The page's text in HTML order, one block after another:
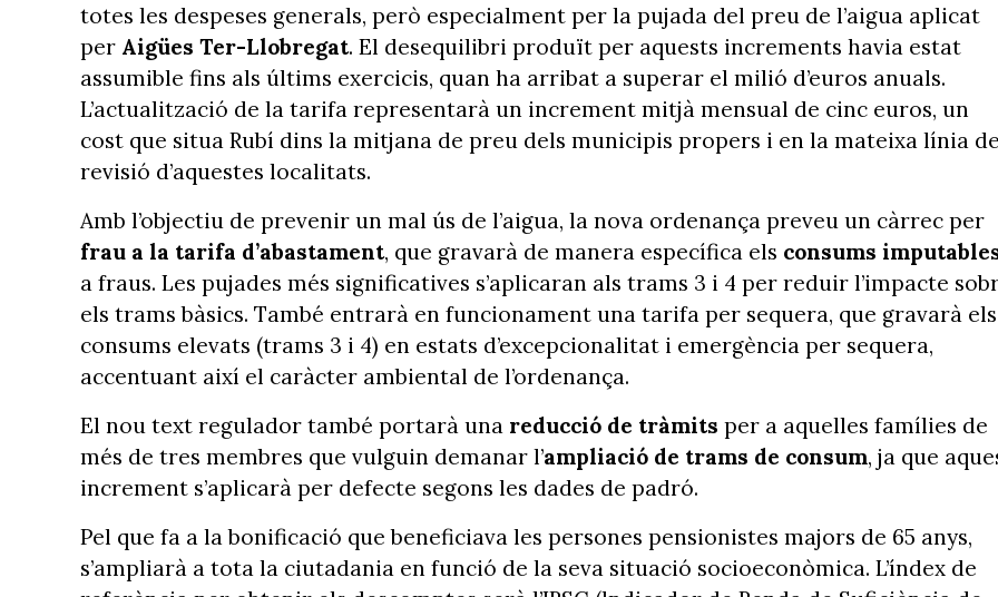
totes les despeses generals, però especialment per la pujada del preu de l’aigua aplicat
per Aigües Ter-Llobregat. El desequilibri produït per aquests increments havia estat
assumible fins als últims exercicis, quan ha arribat a superar el milió d’euros anuals.
L’actualització de la tarifa representarà un increment mitjà mensual de cinc euros, un
cost que situa Rubí dins la mitjana de preu dels municipis propers i en la mateixa línia de
revisió d’aquestes localitats.
Amb l’objectiu de prevenir un mal ús de l’aigua, la nova ordenança preveu un càrrec per
frau a la tarifa d’abastament, que gravarà de manera específica els consums
a fraus. Les pujades més significatives s’aplicaran als trams 3 i 4 per reduir l’impacte
els trams bàsics. També entrarà en funcionament una tarifa per sequera, que gravarà els
consums elevats (trams 3 i 4) en estats d’excepcionalitat i emergència per sequera,
accentuant així el caràcter ambiental de l’ordenança.
El nou text regulador també portarà una reducció de tràmits per a aquelles famílies de
més de tres membres que vulguin demanar l’ampliació de trams de consum, ja que
increment s’aplicarà per defecte segons les dades de padró.
Pel que fa a la bonificació que beneficiava les persones pensionistes majors de 65 anys,
s’ampliarà a tota la ciutadania en funció de la seva situació socioeconòmica. L’índex de